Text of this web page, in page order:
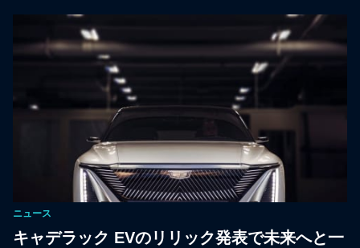
ニュース
キャデラック EVのリリック発表で未来へと一